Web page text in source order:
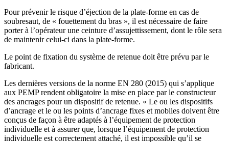
Pour prévenir le risque d’éjection de la plate-forme en cas de
soubresaut, de « fouettement du bras », il est nécessaire de faire
porter à l’opérateur une ceinture d’assujettissement, dont le rôle sera
de maintenir celui-ci dans la plate-forme.
Le point de fixation du système de retenue doit être prévu par le
fabricant.
Les dernières versions de la norme EN 280 (2015) qui s’applique
aux PEMP rendent obligatoire la mise en place par le constructeur
des ancrages pour un dispositif de retenue. « Le ou les dispositifs
d’ancrage et le ou les points d’ancrage fixes et mobiles doivent être
conçus de façon à être adaptés à l’équipement de protection
individuelle et à assurer que, lorsque l’équipement de protection
individuelle est correctement attaché, il est impossible qu’il se